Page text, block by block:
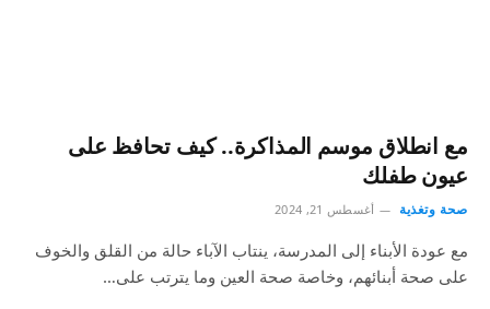
مع انطلاق موسم المذاكرة.. كيف تحافظ على
عيون طفلك
صحة وتغذية أغسطس 21, 2024
مع عودة الأبناء إلى المدرسة، ينتاب الآباء حالة من القلق والخوف
على صحة أبنائهم، وخاصة صحة العين وما يترتب على…